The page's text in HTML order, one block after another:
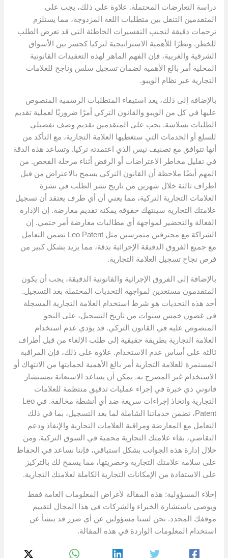
دراسة التعارضات المحتملة. علاوة على ذلك، يجب على
المتقدمين التنقل بين متطلبات اللغة المزدوجة، مما يستلزم
ترجمات دقيقة لتجنب التفسيرات الخاطئة التي قد تعرض الطلب
للخطر. ونظرًا للأهمية الاستراتيجية لتركيا كجسر بين الأسواق
الشرقية والغربية، فإن الفهم الماهر لهذه التعقيدات القانونية
المحلية أمر بالغ الأهمية لضمان تسجيل سلس وناجح للعلامات
التجارية عبر نظام الويبو.
بالإضافة إلى ذلك، يعد استيفاء المتطلبات الرسمية المنصوص
عليها في كل من الويبو والقانون التركي أمرًا ضروريًا لعملية تقديم
الطلبات بسلاسة. يجب على المتقدمين تقديم وصف تفصيلي
للسلع أو الخدمات التي ستغطيها العلامة التجارية، مع التأكد من
أنها تتوافق مع تصنيف نيس الذي اعتمدته تركيا. وتساعد هذه الدقة
في تقليل مخاطر الاعتراضات أو الرفض أثناء مرحلة الفحص. من
المهم أيضًا ملاحظة أن القانون التركي يسمح بالاعتراض من قبل
أطراف ثالثة خلال شهرين من تاريخ نشر الطلب في نشرة
العلامات التجارية التركية، مما يعني أن أي طرف يعتقد أن تسجيل
علامتك التجارية سينتهك حقوقه يمكنه تقديم معارضة. إن الإدارة
الفعالة والتحضير لمواجهة أي مطالبات معارضة أمر حتمي. إن
الشراكة مع محترفين متمرسين مثل Leo Patent تضمن التعامل
مع جميع الفروق الدقيقة الإجرائية بدقة، مما يزيد بشكل كبير من
فرص نجاح تسجيل العلامة التجارية.
بالإضافة إلى الفروق الإجرائية والقانونية الدقيقة، يجب أن يكون
المتقدمون مستعدين لمواجهة التحديات المحتملة بعد التسجيل.
أحد هذه التحديات هو شرط استخدام العلامة التجارية المسجلة
في غضون خمس سنوات من تاريخ التسجيل، على النحو
المنصوص عليه في القانون التركي. قد يؤدي عدم استخدام
العلامة التجارية بطريقة حقيقية إلى طلب الإلغاء من قبل أطراف
ثالثة على أساس عدم الاستخدام. علاوة على ذلك، فإن المراقبة
المستمرة للعلامة التجارية أمر بالغ الأهمية لحمايتها من الانتهاك أو
الاستخدام غير المصرح به. يمكن أن يساعد الاستعانة بمستشار
قانوني ذي خبرة في إجراء عمليات تدقيق منتظمة للعلامات
التجارية واتخاذ إجراءات سريعة ضد أي أنشطة مخالفة. في Leo
Patent، تضمن خدماتنا الشاملة لما بعد التسجيل، بما في ذلك
التعامل مع المعارضة ومراقبة العلامات التجارية والإنفاذ ودعم
التقاضي، بقاء علامتك التجارية محمية في السوق التركية. ومن
خلال إدارة هذه الجوانب بشكل استباقي، فإننا نساعد في الحفاظ
على سلامة علامتك التجارية وحصريتها، مما يسمح لك بالتركيز
على الاستفادة من الإمكانات التجارية الكاملة لعلامتك التجارية.
إخلاء المسؤولية: هذه المقالة لأغراض المعلومات العامة فقط
ويوصى باستشارة الخبراء والشركات في هذا المجال لتقييم
موقفك المحدد. نحن لسنا مسؤولين عن أي ضرر قد ينشأ عن
استخدام المعلومات الواردة في هذه المقالة.